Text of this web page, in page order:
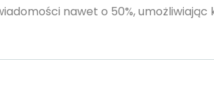
nawet o 50%,